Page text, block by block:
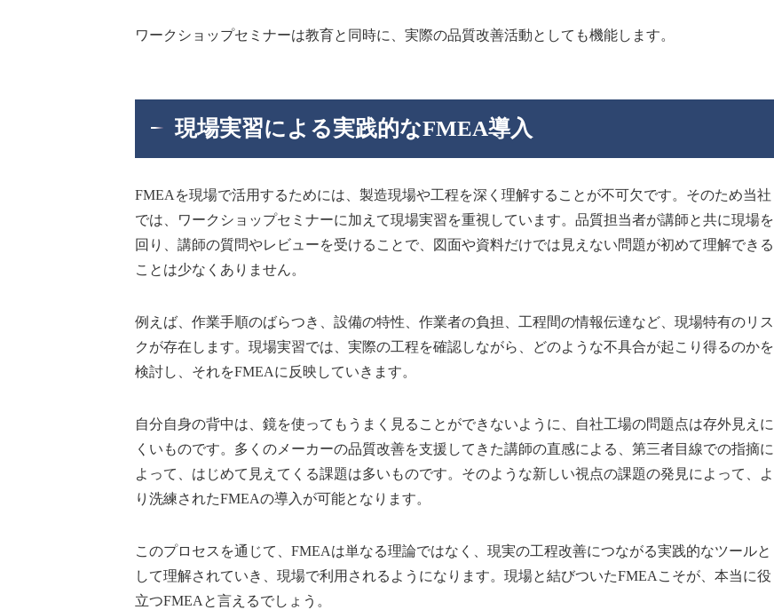
ワークショップセミナーは教育と同時に、実際の品質改善活動としても機能します。
現場実習による実践的なFMEA導入
FMEAを現場で活用するためには、製造現場や工程を深く理解することが不可欠です。そのため当社
では、ワークショップセミナーに加えて現場実習を重視しています。品質担当者が講師と共に現場を
回り、講師の質問やレビューを受けることで、図面や資料だけでは見えない問題が初めて理解できる
ことは少なくありません。
例えば、作業手順のばらつき、設備の特性、作業者の負担、工程間の情報伝達など、現場特有のリス
クが存在します。現場実習では、実際の工程を確認しながら、どのような不具合が起こり得るのかを
検討し、それをFMEAに反映していきます。
自分自身の背中は、鏡を使ってもうまく見ることができないように、自社工場の問題点は存外見えに
くいものです。多くのメーカーの品質改善を支援してきた講師の直感による、第三者目線での指摘に
よって、はじめて見えてくる課題は多いものです。そのような新しい視点の課題の発見によって、よ
り洗練されたFMEAの導入が可能となります。
このプロセスを通じて、FMEAは単なる理論ではなく、現実の工程改善につながる実践的なツールと
して理解されていき、現場で利用されるようになります。現場と結びついたFMEAこそが、本当に役
立つFMEAと言えるでしょう。